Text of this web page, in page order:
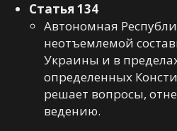
Статья 134
Автономная
неотъемлемой
Украины и в
определенных
решает вопросы,
ведению.